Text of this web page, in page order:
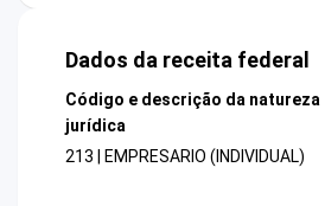
Dados da receita federal
Código e descrição da natureza
jurídica
213 | EMPRESARIO (INDIVIDUAL)